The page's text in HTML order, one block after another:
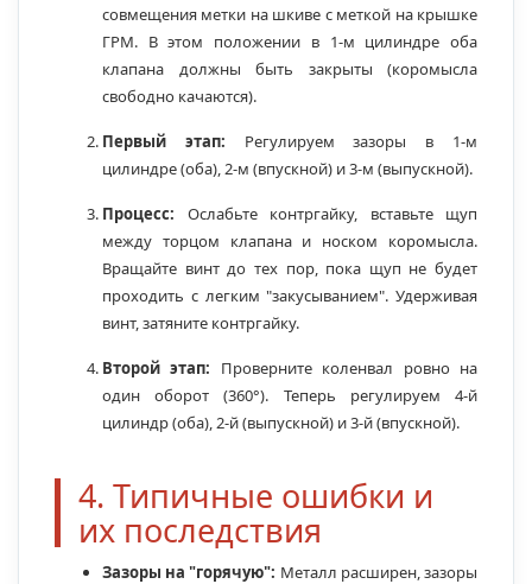
совмещения метки на шкиве с меткой на крышке
ГРМ. В этом положении в 1-м цилиндре оба
клапана должны быть закрыты (коромысла
свободно качаются).
Первый этап: Регулируем зазоры в 1-м
цилиндре (оба), 2-м (впускной) и 3-м (выпускной).
Процесс: Ослабьте контргайку, вставьте щуп
между торцом клапана и носком коромысла.
Вращайте винт до тех пор, пока щуп не будет
проходить с легким "закусыванием". Удерживая
винт, затяните контргайку.
Второй этап: Проверните коленвал ровно на
один оборот (360°). Теперь регулируем 4-й
цилиндр (оба), 2-й (выпускной) и 3-й (впускной).
4. Типичные ошибки и
их последствия
Зазоры на "горячую": Металл расширен, зазоры